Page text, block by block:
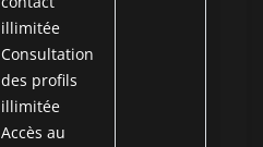
illimitée
Consultation
des profils
illimitée
Accès au